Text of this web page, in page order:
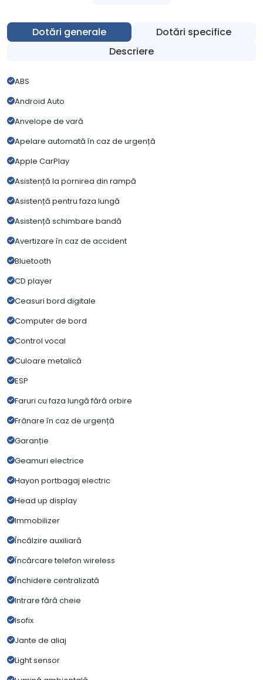
Dotări generale
Dotări specifice
Descriere
ABS
Android Auto
Anvelope de vară
Apelare automată în caz de urgență
Apple CarPlay
Asistență la pornirea din rampă
Asistență pentru faza lungă
Asistență schimbare bandă
Avertizare în caz de accident
Bluetooth
CD player
Ceasuri bord digitale
Computer de bord
Control vocal
Culoare metalică
ESP
Faruri cu faza lungă fără orbire
Frânare în caz de urgență
Garanție
Geamuri electrice
Hayon portbagaj electric
Head up display
Immobilizer
Încălzire auxiliară
Încărcare telefon wireless
Închidere centralizată
Intrare fără cheie
Isofix
Jante de aliaj
Light sensor